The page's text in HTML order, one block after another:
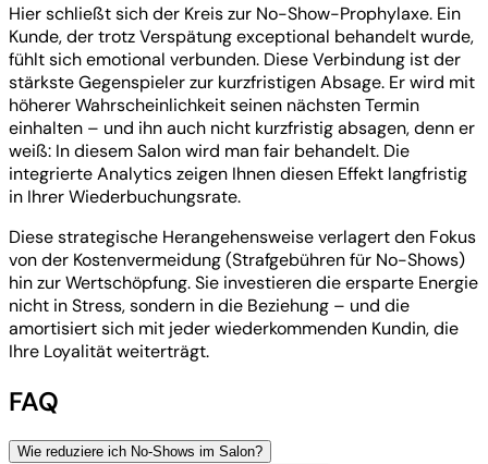
Hier schließt sich der Kreis zur No-Show-Prophylaxe. Ein
Kunde, der trotz Verspätung exceptional behandelt wurde,
fühlt sich emotional verbunden. Diese Verbindung ist der
stärkste Gegenspieler zur kurzfristigen Absage. Er wird mit
höherer Wahrscheinlichkeit seinen nächsten Termin
einhalten – und ihn auch nicht kurzfristig absagen, denn er
weiß: In diesem Salon wird man fair behandelt. Die
integrierte Analytics zeigen Ihnen diesen Effekt langfristig
in Ihrer Wiederbuchungsrate.
Diese strategische Herangehensweise verlagert den Fokus
von der Kostenvermeidung (Strafgebühren für No-Shows)
hin zur Wertschöpfung. Sie investieren die ersparte Energie
nicht in Stress, sondern in die Beziehung – und die
amortisiert sich mit jeder wiederkommenden Kundin, die
Ihre Loyalität weiterträgt.
FAQ
Wie reduziere ich No-Shows im Salon?